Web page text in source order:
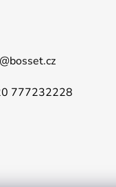
v
p
@bosset.cz
777232228